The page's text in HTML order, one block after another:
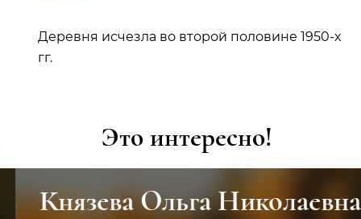
Деревня исчезла во второй половине 1950-х
гг.
Это интересно!
Князева Ольга Николаевна